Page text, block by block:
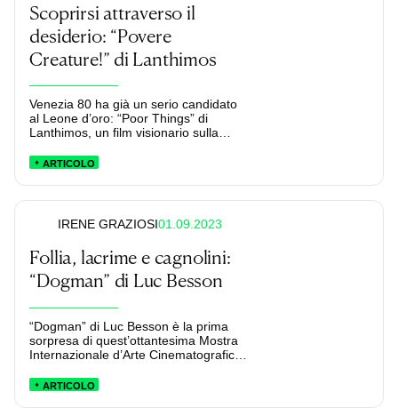
Scoprirsi attraverso il
desiderio: “Povere
Creature!” di Lanthimos
Venezia 80 ha già un serio candidato
al Leone d’oro: “Poor Things” di
Lanthimos, un film visionario sulla
ARTICOLO
IRENE GRAZIOSI01.09.2023
Follia, lacrime e cagnolini:
“Dogman” di Luc Besson
“Dogman” di Luc Besson è la prima
sorpresa di quest’ottantesima Mostra
Internazionale d’Arte Cinematografica
drammatico e, soprattutto, pieno di
ARTICOLO